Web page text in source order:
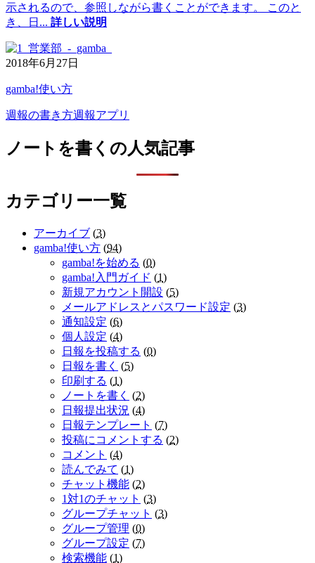
示されるので、参照しながら書くことができます。 このと
き、日 ... 詳しい説明
2018年6月27日
gamba!使い方
週報の書き方週報アプリ
ノートを書くの人気記事
カテゴリー一覧
アーカイブ (3)
gamba!使い方 (94)
gamba!を始める (0)
gamba!入門ガイド (1)
新規アカウント開設 (5)
メールアドレスとパスワード設定 (3)
通知設定 (6)
個人設定 (4)
日報を投稿する (0)
日報を書く (5)
印刷する (1)
ノートを書く (2)
日報提出状況 (4)
日報テンプレート (7)
投稿にコメントする (2)
コメント (4)
読んでみて (1)
チャット機能 (2)
1対1のチャット (3)
グループチャット (3)
グループ管理 (0)
グループ設定 (7)
検索機能 (1)